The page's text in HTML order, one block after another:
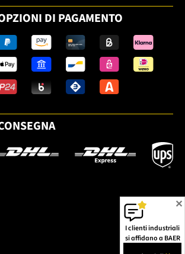
✕
I clienti industriali
si affidano a BAER
DI PAGAMENTO